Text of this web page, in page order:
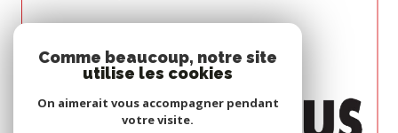
Comme beaucoup, notre site
utilise les cookies
On aimerait vous accompagner pendant
votre visite.